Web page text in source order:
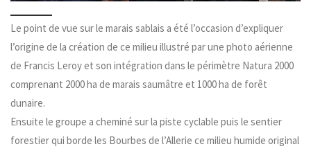
Le point de vue sur le marais sablais a été l’occasion d’expliquer
l’origine de la création de ce milieu illustré par une photo aérienne
de Francis Leroy et son intégration dans le périmètre Natura 2000
comprenant 2000 ha de marais saumâtre et 1000 ha de forêt
dunaire.
Ensuite le groupe a cheminé sur la piste cyclable puis le sentier
forestier qui borde les Bourbes de l’Allerie ce milieu humide original